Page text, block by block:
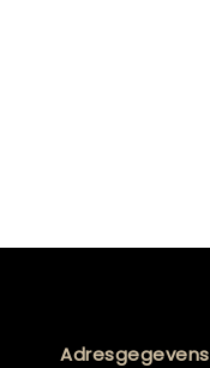
Adresgegevens